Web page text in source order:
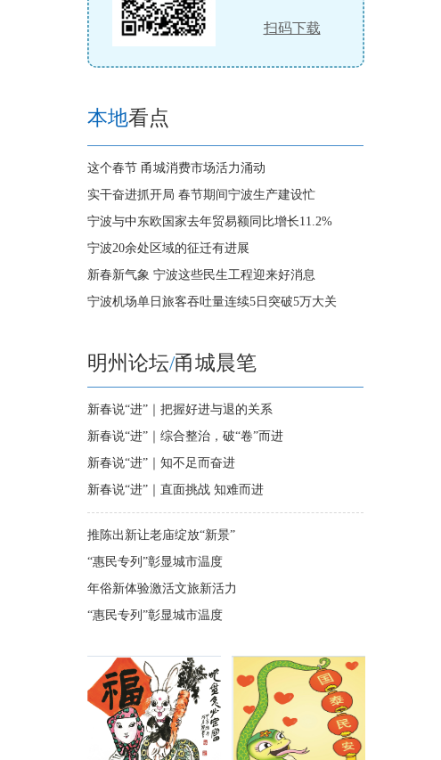
扫码下载
本地看点
这个春节 甬城消费市场活力涌动
实干奋进抓开局 春节期间宁波生产建设忙
宁波与中东欧国家去年贸易额同比增长11.2%
宁波20余处区域的征迁有进展
新春新气象 宁波这些民生工程迎来好消息
宁波机场单日旅客吞吐量连续5日突破5万大关
明州论坛/甬城晨笔
新春说“进”｜把握好进与退的关系
新春说“进”｜综合整治，破“卷”而进
新春说“进”｜知不足而奋进
新春说“进”｜直面挑战 知难而进
推陈出新让老庙绽放“新景”
“惠民专列”彰显城市温度
年俗新体验激活文旅新活力
“惠民专列”彰显城市温度